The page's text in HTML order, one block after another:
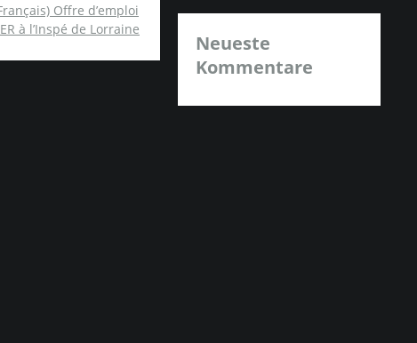
Offre d’emploi
à l’Inspé de Lorraine
Neueste
Kommentare